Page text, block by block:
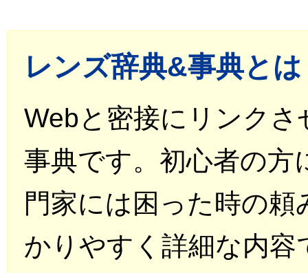
レンズ辞典&事典と
Webと密接にリンク
事典です。初心者の方
門家には困った時の
かりやすく詳細な内容